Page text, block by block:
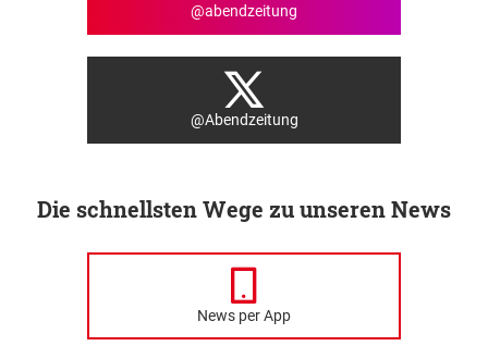
@abendzeitung
@Abendzeitung
Die schnellsten Wege zu unseren News
News per App